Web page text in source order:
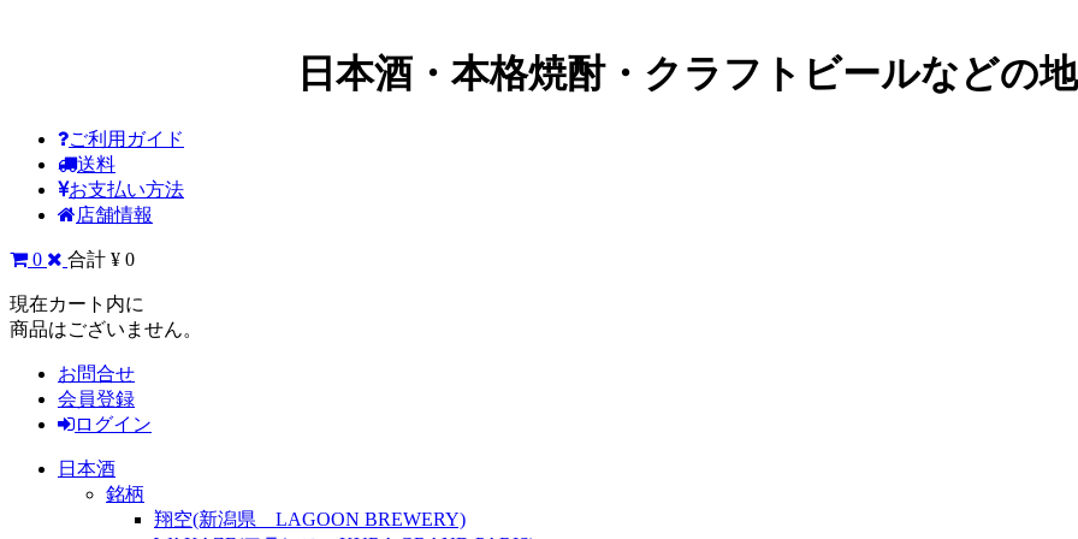
日本酒・本格焼酎・クラフトビールなどの
ご利用ガイド
送料
お支払い方法
店舗情報
0 合計 ¥ 0
現在カート内に
商品はございません。
お問合せ
会員登録
ログイン
日本酒
銘柄
翔空(新潟県 LAGOON BREWERY)